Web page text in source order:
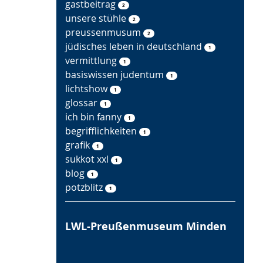
gastbeitrag 2
unsere stühle 2
preussenmusum 2
jüdisches leben in deutschland 1
vermittlung 1
basiswissen judentum 1
lichtshow 1
glossar 1
ich bin fanny 1
begrifflichkeiten 1
grafik 1
sukkot xxl 1
blog 1
potzblitz 1
LWL-Preußenmuseum Minden